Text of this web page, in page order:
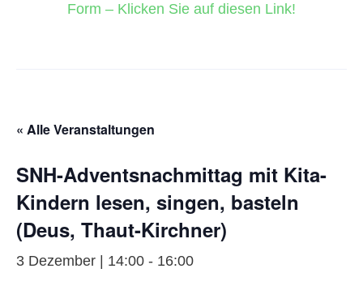
Form – Klicken Sie auf diesen Link!
« Alle Veranstaltungen
SNH-Adventsnachmittag mit Kita-
Kindern lesen, singen, basteln
(Deus, Thaut-Kirchner)
3 Dezember | 14:00 - 16:00